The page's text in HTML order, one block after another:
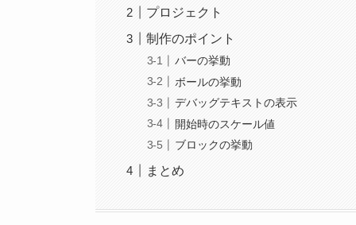
プロジェクト
制作のポイント
バーの挙動
ボールの挙動
デバッグテキストの表示
開始時のスケール値
ブロックの挙動
まとめ